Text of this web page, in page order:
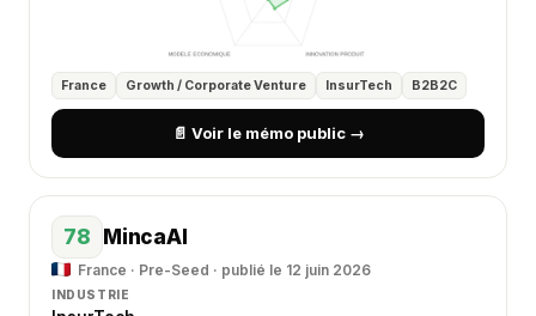
France Growth / Corporate Venture InsurTech B2B2C
📄 Voir le mémo public →
78 MincaAI
France · Pre-Seed · publié le 12 juin 2026
INDUSTRIE